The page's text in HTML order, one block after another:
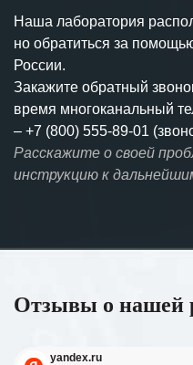
Наша лаборатория
но обратиться за
России.
Закажите обратный
время многоканальный
– +7 (800) 555-89-01
Расскажите о своей
инструкцию к
Отзывы о нашей
yandex.ru